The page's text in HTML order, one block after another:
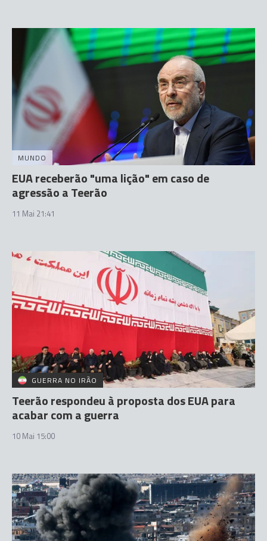
MUNDO
EUA receberão "uma lição" em caso de
agressão a Teerão
11 Mai 21:41
GUERRA NO IRÃO
Teerão respondeu à proposta dos EUA para
acabar com a guerra
10 Mai 15:00